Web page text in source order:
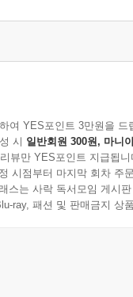
여 YES포인트 3만원을 드
시 일반회원 300원, 마니
뷰만 YES포인트 지급됩니
시점부터 마지막 회차 주
스는 사락 독서모임 게시
ray, 패션 및 판매금지 상